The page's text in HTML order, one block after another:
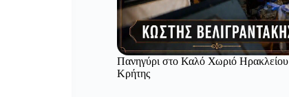
Πανηγύρι στο Καλό Χωριό Ηρακλείου
Κρήτης